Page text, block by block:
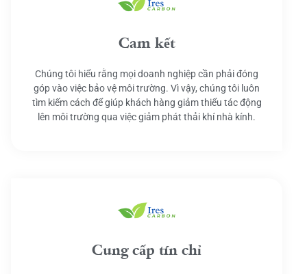
Cam kết
Chúng tôi hiểu rằng mọi doanh nghiệp cần phải đóng
góp vào việc bảo vệ môi trường. Vì vậy, chúng tôi luôn
tìm kiếm cách để giúp khách hàng giảm thiểu tác động
lên môi trường qua việc giảm phát thải khí nhà kính.
Cung cấp tín chỉ